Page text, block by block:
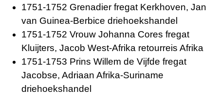
1751-1752 Grenadier fregat Kerkhoven, Jan
van Guinea-Berbice driehoekshandel
1751-1752 Vrouw Johanna Cores fregat
Kluijters, Jacob West-Afrika retourreis Afrika
1751-1753 Prins Willem de Vijfde fregat
Jacobse, Adriaan Afrika-Suriname
driehoekshandel